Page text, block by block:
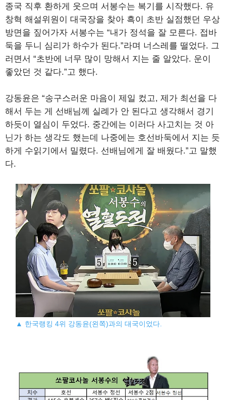
종국 직후 환하게 웃으며 서봉수는 복기를 시작했다. 유
창혁 해설위원이 대국장을 찾아 흑이 초반 실점했던 우상
방면을 짚어가자 서봉수는 “내가 정석을 잘 모른다. 접바
둑을 두니 심리가 하수가 된다.”라며 너스레를 떨었다. 그
러면서 “초반에 너무 많이 망해서 지는 줄 알았다. 운이
좋았던 것 같다.”고 했다.
강동윤은 “송구스러운 마음이 제일 컸고, 제가 최선을 다
해서 두는 게 선배님께 실례가 안 된다고 생각해서 경기
하듯이 열심이 두었다. 중간에는 이러다 사고치는 것 아
닌가 하는 생각도 했는데 나중에는 호선바둑에서 지는 듯
하게 수읽기에서 밀렸다. 선배님에게 잘 배웠다.”고 말했
다.
▲ 한국랭킹 4위 강동윤(왼쪽)과의 대국이었다.